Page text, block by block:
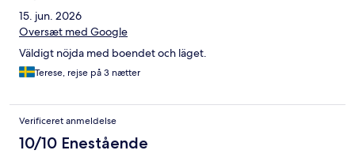
15. jun. 2026
Oversæt med Google
Väldigt nöjda med boendet och läget.
Terese, rejse på 3 nætter
Verificeret anmeldelse
10/10 Enestående